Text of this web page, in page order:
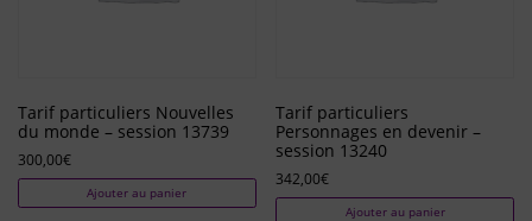
Tarif particuliers Nouvelles
du monde – session 13739
300,00€
Ajouter au panier
Tarif particuliers
Personnages en devenir –
session 13240
342,00€
Ajouter au panier